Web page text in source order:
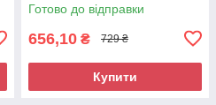
Готово до відправки
656,10 ₴ 729 ₴
Купити